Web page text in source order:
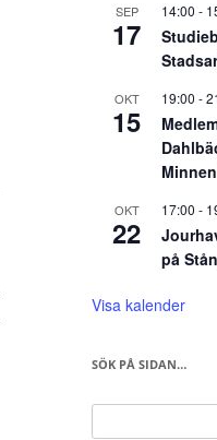
SEP
17
14:00 -
OKT
15
19:00 -
OKT
22
17:00 -
på
Visa kalender
SÖK PÅ SIDAN…